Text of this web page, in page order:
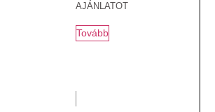
AJÁNLATOT
Tovább